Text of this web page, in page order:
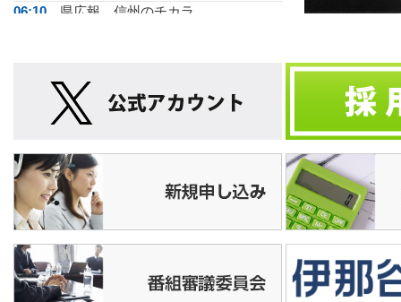
06:10
県広報 信州のチカラ
いなテレ１２Ｎ
運動あそびＧＯＧＯ
脳いきいき体操